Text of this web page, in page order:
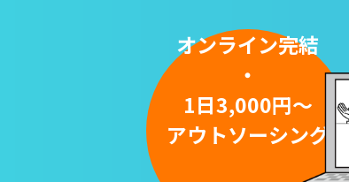
オンライン完結
・
1日3,000円～
アウトソーシング